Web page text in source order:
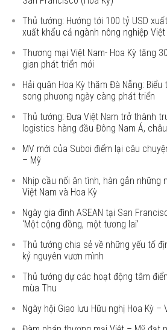
Thủ tướng: Hướng tới 100 tỷ USD
xuất khẩu cả ngành nông nghiệp Việt
Thương mại Việt Nam- Hoa Kỳ tăng
gian phát triển mới
Hải quân Hoa Kỳ thăm Đà Nẵng:
song phương ngày càng phát triển
Thủ tướng: Đưa Việt Nam trở thành
logistics hàng đầu Đông Nam Á,
MV mới của Suboi điểm lại câu
– Mỹ
Nhịp cầu nối ân tình, hàn gắn những
Việt Nam và Hoa Kỳ
Ngày gia đình ASEAN tại San
‘Một cộng đồng, một tương lai’
Thủ tướng chia sẻ về những yếu tố
kỷ nguyên vươn mình
Thủ tướng dự các hoạt động tâm
mùa Thu
Ngày hội Giao lưu Hữu nghị Hoa Kỳ –